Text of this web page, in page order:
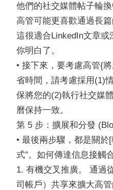
他們的社交媒體帖子輪
高管可能更喜歡通過長
這很適合LinkedIn文章或
你明白了。
• 接下來，要考慮高管{
省時間，請考慮採用(1)
保將您的(2)執行社交媒
曆保持一致。
第 5 步：擴展和分發
• 最後兩步驟，都是關於
式”。如何傳達信息接觸
1. 有機交叉推廣。 通過
司帳戶）共享來擴大高管